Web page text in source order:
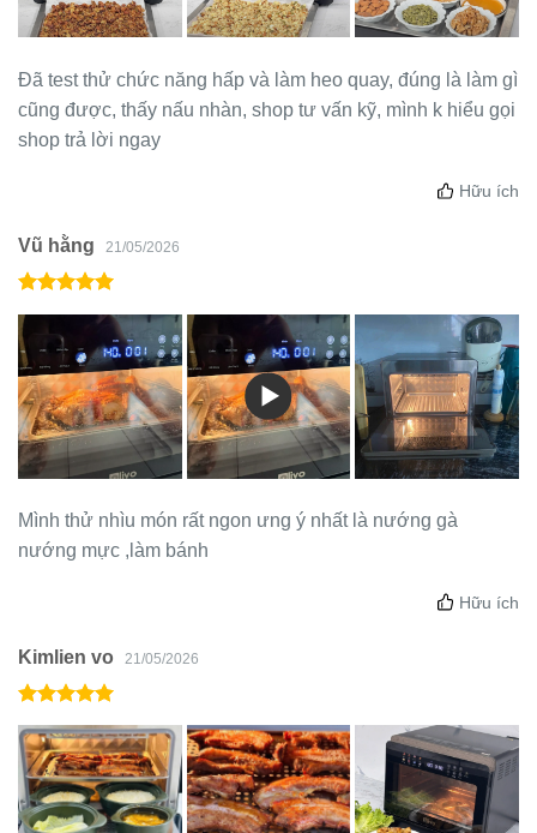
Đã test thử chức năng hấp và làm heo quay, đúng là làm gì
cũng được, thấy nấu nhàn, shop tư vấn kỹ, mình k hiểu gọi
shop trả lời ngay
Hữu ích
Vũ hằng 21/05/2026
Mình thử nhìu món rất ngon ưng ý nhất là nướng gà
nướng mực ,làm bánh
Hữu ích
Kimlien vo 21/05/2026